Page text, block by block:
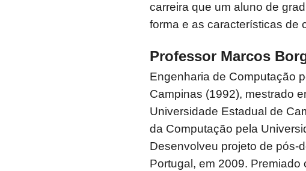
carreira que um aluno de
forma e as características de
Professor Marcos
Engenharia de Computação
Campinas (1992), mestrado
Universidade Estadual de
da Computação pela
Desenvolveu projeto de pós-
Portugal, em 2009.